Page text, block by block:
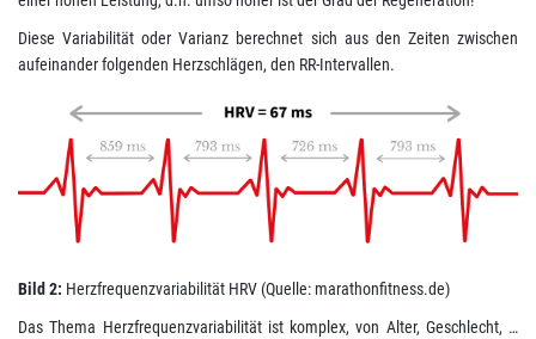
Diese Variabilität oder Varianz berechnet sich aus den Zeiten zwischen
aufeinander folgenden Herzschlägen, den RR-Intervallen.
Bild 2: Herzfrequenzvariabilität HRV (Quelle: marathonfitness.de)
Das Thema Herzfrequenzvariabilität ist komplex, von Alter, Geschlecht, …